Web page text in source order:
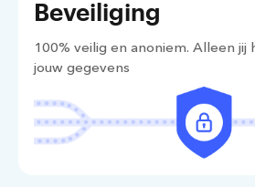
Beveiliging
100% veilig en anoniem. Alleen
jouw gegevens